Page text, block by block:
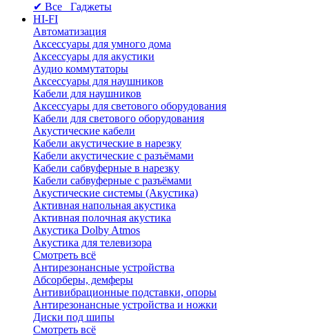
✔ Все Гаджеты
HI-FI
Автоматизация
Аксессуары для умного дома
Аксессуары для акустики
Аудио коммутаторы
Аксессуары для наушников
Кабели для наушников
Аксессуары для светового оборудования
Кабели для светового оборудования
Акустические кабели
Кабели акустические в нарезку
Кабели акустические с разъёмами
Кабели сабвуферные в нарезку
Кабели сабвуферные с разъёмами
Акустические системы (Акустика)
Активная напольная акустика
Активная полочная акустика
Акустика Dolby Atmos
Акустика для телевизора
Смотреть всё
Антирезонансные устройства
Абсорберы, демферы
Антивибрационные подставки, опоры
Антирезонансные устройства и ножки
Диски под шипы
Смотреть всё